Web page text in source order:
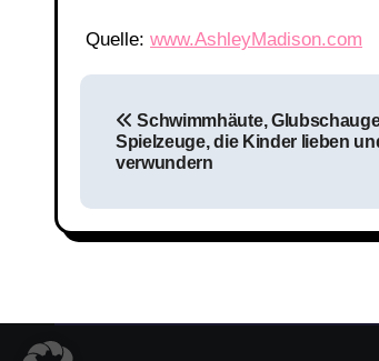
Quelle: www.AshleyMadison.com
Schwimmhäute,
Spielzeuge, die Kinder lieben
verwundern